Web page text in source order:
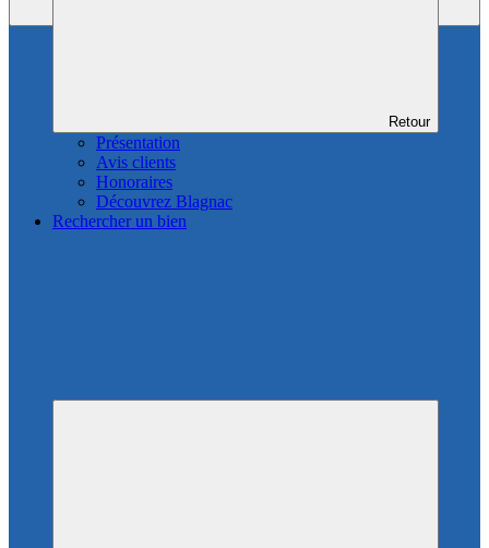
Retour
Présentation
Avis clients
Honoraires
Découvrez Blagnac
Rechercher un bien